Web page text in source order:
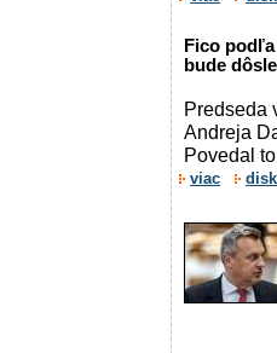
Fico
bude
Predseda
Andreja
Povedal
viac